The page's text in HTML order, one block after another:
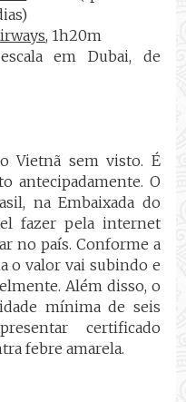
, 1h20m
em Dubai, de
Vietnã sem visto. É
antecipadamente. O
na Embaixada do
fazer pela internet
no país. Conforme a
o valor vai subindo e
Além disso, o
mínima de seis
certificado
febre amarela.